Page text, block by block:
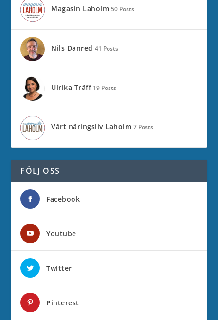
Magasin Laholm 50 Posts
Nils Danred 41 Posts
Ulrika Träff 19 Posts
Vårt näringsliv Laholm 7 Posts
FÖLJ OSS
Facebook
Youtube
Twitter
Pinterest